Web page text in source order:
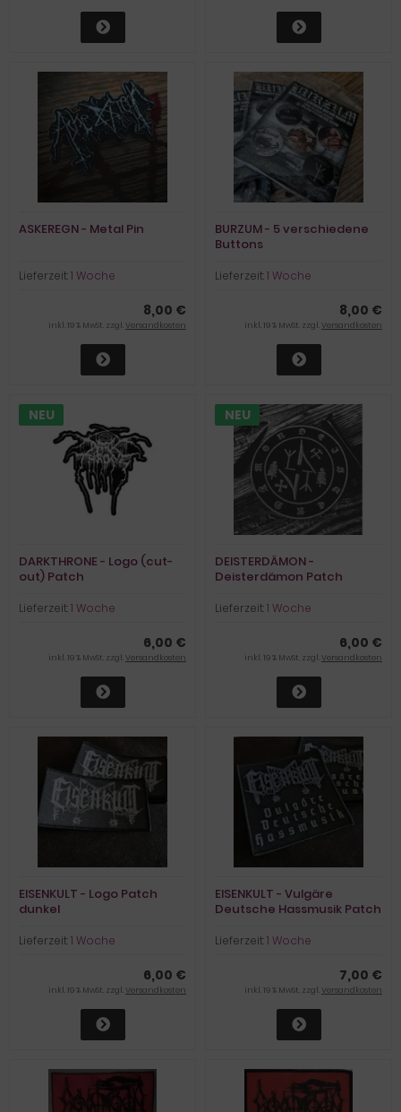
ASKEREGN - Metal Pin
Lieferzeit:1 Woche
8,00 €
inkl. 19 % MwSt. zzgl.Versandkosten
BURZUM - 5 verschiedene
Buttons
Lieferzeit:1 Woche
8,00 €
inkl. 19 % MwSt. zzgl.Versandkosten
NEU
DARKTHRONE - Logo (cut-
out) Patch
Lieferzeit:1 Woche
6,00 €
inkl. 19 % MwSt. zzgl.Versandkosten
NEU
DEISTERDÄMON -
Deisterdämon Patch
Lieferzeit:1 Woche
6,00 €
inkl. 19 % MwSt. zzgl.Versandkosten
EISENKULT - Logo Patch
dunkel
Lieferzeit:1 Woche
6,00 €
inkl. 19 % MwSt. zzgl.Versandkosten
EISENKULT - Vulgäre
Deutsche Hassmusik Patch
Lieferzeit:1 Woche
7,00 €
inkl. 19 % MwSt. zzgl.Versandkosten